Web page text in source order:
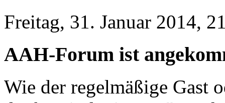
Freitag, 31. Januar 2014,
AAH-Forum ist
Wie der regelmäßige Gast